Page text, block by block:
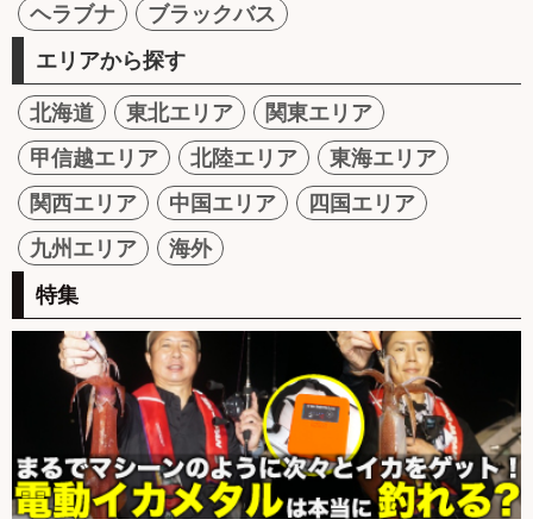
ヘラブナ
ブラックバス
エリアから探す
北海道 東北エリア
関東エリア
甲信越エリア
北陸エリア
東海エリア
関西エリア
中国エリア
四国エリア
九州エリア
海外
特集